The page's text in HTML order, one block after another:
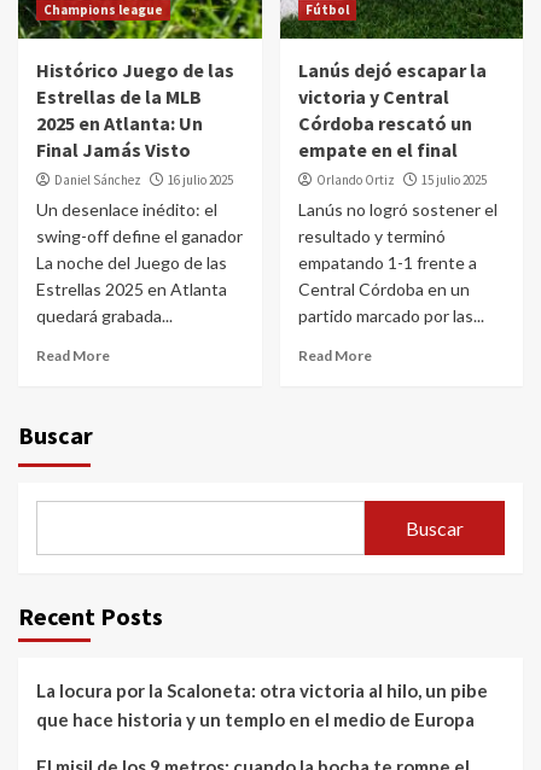
Champions league
Histórico Juego de las
Estrellas de la MLB
2025 en Atlanta: Un
Final Jamás Visto
Daniel Sánchez 16 julio 2025
Un desenlace inédito: el
swing-off define el ganador
La noche del Juego de las
Estrellas 2025 en Atlanta
quedará grabada...
Read More
Fútbol
Lanús dejó escapar la
victoria y Central
Córdoba rescató un
empate en el final
Orlando Ortiz 15 julio 2025
Lanús no logró sostener el
resultado y terminó
empatando 1-1 frente a
Central Córdoba en un
partido marcado por las...
Read More
Buscar
Buscar
Recent Posts
La locura por la Scaloneta: otra victoria al hilo, un pibe
que hace historia y un templo en el medio de Europa